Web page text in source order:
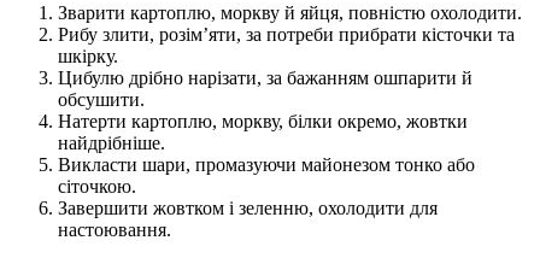
Зварити картоплю, моркву й яйця, повністю охолодити.
Рибу злити, розім’яти, за потреби прибрати кісточки та
шкірку.
Цибулю дрібно нарізати, за бажанням ошпарити й
обсушити.
Натерти картоплю, моркву, білки окремо, жовтки
найдрібніше.
Викласти шари, промазуючи майонезом тонко або
сіточкою.
Завершити жовтком і зеленню, охолодити для
настоювання.